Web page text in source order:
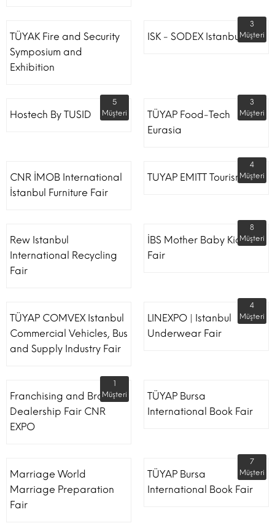
TÜYAK Fire and Security
Symposium and
Exhibition
ISK - SODEX Istanbul
3
Müşteri
Hostech By TUSID
5
Müşteri
TÜYAP Food-Tech
Eurasia
3
Müşteri
CNR İMOB International
İstanbul Furniture Fair
TUYAP EMITT Tourism Fair
4
Müşteri
Rew Istanbul
International Recycling
Fair
İBS Mother Baby Kids
Fair
8
Müşteri
TÜYAP COMVEX Istanbul
Commercial Vehicles, Bus
and Supply Industry Fair
LINEXPO | Istanbul
Underwear Fair
4
Müşteri
Franchising and Brand
Dealership Fair CNR
EXPO
1
Müşteri
TÜYAP Bursa
International Book Fair
Marriage World
Marriage Preparation
Fair
TÜYAP Bursa
International Book Fair
7
Müşteri